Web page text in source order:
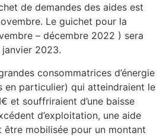
de demandes des aides est
Le guichet pour la
– décembre 2022 ) sera
2023.
consommatrices d’énergie
en particulier) qui atteindraient le
et souffriraient d’une baisse
d’exploitation, une aide
être mobilisée pour un montant